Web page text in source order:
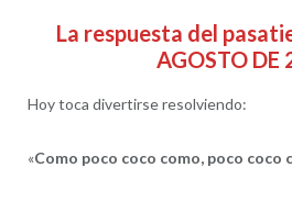
La respuesta del
AGOSTO DE
Hoy toca divertirse resolviendo:
«Como poco coco como, poco coco